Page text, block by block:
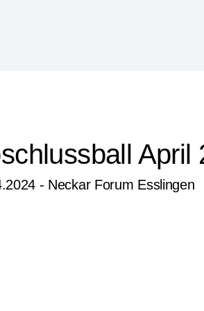
April
- Neckar Forum Esslingen